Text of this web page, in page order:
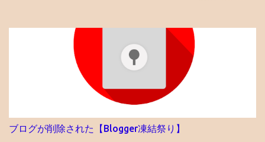
う印象なので、概ね、自分では満足できる成果と捉えています。
また、 7記事位をリライト しました。 やはり、 初期の記事は見る
のも恥ずかしいレベル です。 恥を忍んで？、恥をさらしなが
ら？、改善作業を続けます。 〇仮想収入はコイン程度！ 収入：ア
ドセンス「 推定収益額」が「コイン 」円でした。 （「金額明記の
ブログは成長しない説」も多々目にしたので多少ボカすことにし
ました） あくまで、仮想であり、実際には推定収益額が8千円に到
達しないと、1円たりとももらえず、実際の収入になりません。 軽
試は難化するので頭打ちだった層が高偏差値出しやすくなるとい
うのも定説なので、前期67と68の差は大きいかも タイトルへの回
答としては、「偏差値１上がる」です。 ◆6年前期平均偏差値が
68以上だった者の後期平均偏差値 73→74 72→73 71→73 70→73
70→70 69→72 69→70 68→72 68→72 68→70 68→69 68→69 ◆6
年前期平均偏差値67の人の6年後期の平均偏差値の実例 67→70
67→69 67→68 67→68 67→68 67→68 67→67 67→67 67→67
67→67 67→67 昔塾から得た無作為抽出データです。例年こんな感
ブログが削除された【Blogger凍結祭り】